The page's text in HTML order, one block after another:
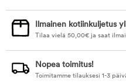
Ilmainen kotiinkuljetus
Tilaa vielä 50,00€ ja saat
Nopea toimitus!
Toimitamme tilauksesi 1-3